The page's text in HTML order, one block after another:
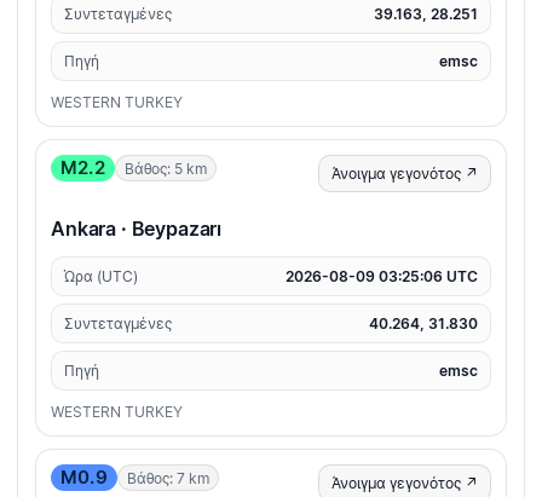
Συντεταγμένες 39.163, 28.251
Πηγή emsc
WESTERN TURKEY
M2.2 Βάθος: 5 km Άνοιγμα γεγονότος ↗
Ankara · Beypazarı
Ώρα (UTC) 2026-08-09 03:25:06 UTC
Συντεταγμένες 40.264, 31.830
Πηγή emsc
WESTERN TURKEY
M0.9 Βάθος: 7 km Άνοιγμα γεγονότος ↗